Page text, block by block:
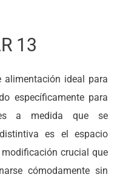
13
ideal para
específicamente para
a medida que se
es el espacio
crucial que
cómodamente sin